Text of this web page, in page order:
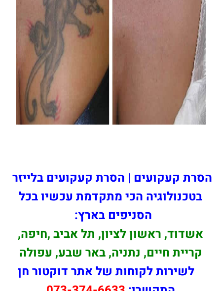
הסרת קעקועים | הסרת קעקועים בלייזר
בטכנולוגיה הכי מתקדמת עכשיו בכל
הסניפים בארץ:
אשדוד, ראשון לציון, תל אביב ,חיפה,
קריית חיים, נתניה, באר שבע, עפולה
לשירות לקוחות של אתר דוקטור חן